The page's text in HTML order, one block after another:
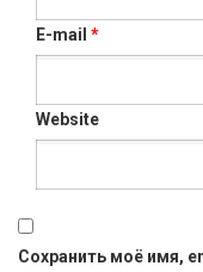
E-mail *
Website
Сохранить моё имя,